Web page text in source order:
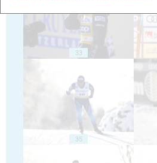
33
35